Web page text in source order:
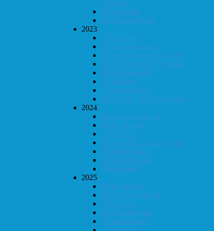
Lynsjakk
Høst-konrad
KM i Hurtigsjakk
2023
Vår-konrad
Klubbmesterskapet
Konrad Timestrening (vår)
Klubbmesterskap Lynsjakk
KM Hurtigsjakk
Høst-konrad
Høstturneringen
Konrad Timestrening (høst)
2024
Klubbmesterskapet
KM Lynsjakk
Vår-konrad
Konrad Timestrening (vår)
Høstturneringen
KM Hurtigsjakk
Høst-konrad
2025
KM Lynsjakk
Klubbmesterskapet
Vår-konrad
KM Hurtigsjakk
Høstturneringen